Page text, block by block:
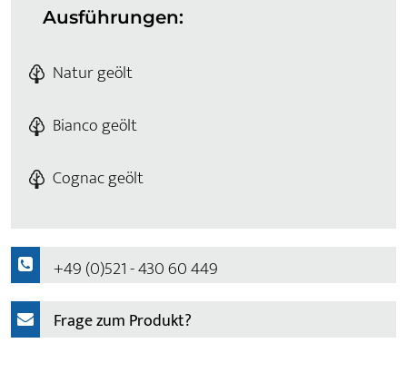
Ausführungen:
Natur geölt
Bianco geölt
Cognac geölt
+49 (0)521 - 430 60 449
Frage zum Produkt?